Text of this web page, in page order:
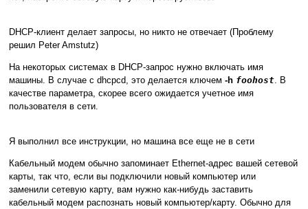
DHCP-клиент делает запросы, но никто не отвечает (Проблему
решил Peter Amstutz)
На некоторых системах в DHCP-запрос нужно включать имя
машины. В случае с dhcpcd, это делается ключем -h foohost . В
качестве параметра, скорее всего ожидается учетное имя
пользователя в сети.
Я выполнил все инструкции, но машина все еще не в сети
Кабельный модем обычно запоминает Ethernet-адрес вашей сетевой
карты, так что, если вы подключили новый компьютер или
заменили сетевую карту, вам нужно как-нибудь заставить
кабельный модем распознать новый компьютер/карту. Обычно для